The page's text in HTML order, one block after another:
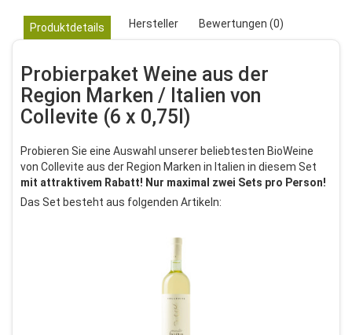
Produktdetails Hersteller Bewertungen (0)
Probierpaket Weine aus der
Region Marken / Italien von
Collevite (6 x 0,75l)
Probieren Sie eine Auswahl unserer beliebtesten BioWeine
von Collevite aus der Region Marken in Italien in diesem Set
mit attraktivem Rabatt! Nur maximal zwei Sets pro Person!
Das Set besteht aus folgenden Artikeln: